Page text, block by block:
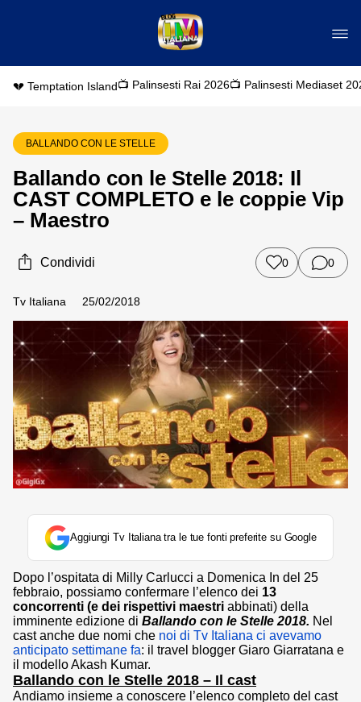
💔 Temptation Island📺 Palinsesti Rai 2026📺 Palinsesti Mediaset
BALLANDO CON LE STELLE
Ballando con le Stelle 2018: Il
CAST COMPLETO e le coppie Vip
– Maestro
Condividi 0 0
Tv Italiana 25/02/2018
Aggiungi Tv Italiana tra le tue fonti preferite su Google
Dopo l’ospitata di Milly Carlucci a Domenica In del 25
febbraio, possiamo confermare l’elenco dei 13
concorrenti (e dei rispettivi maestri abbinati) della
imminente edizione di Ballando con le Stelle 2018. Nel
cast anche due nomi che noi di Tv Italiana ci avevamo
anticipato settimane fa: il travel blogger Giaro Giarratana e
il modello Akash Kumar.
Ballando con le Stelle 2018 – Il cast
Andiamo insieme a conoscere l’elenco completo del cast